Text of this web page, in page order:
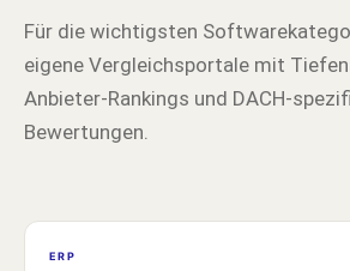
Für die wichtigsten
eigene Vergleichsportale mit
Anbieter-Rankings und DACH-
Bewertungen.
ERP